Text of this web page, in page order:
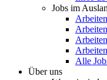
Jobs im
Alle
Über uns